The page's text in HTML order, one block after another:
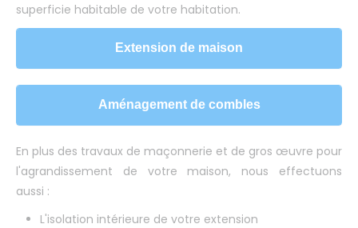
superficie habitable de votre habitation.
Extension de maison
Aménagement de combles
En plus des travaux de maçonnerie et de gros œuvre pour
l'agrandissement de votre maison, nous effectuons
aussi :
L'isolation intérieure de votre extension